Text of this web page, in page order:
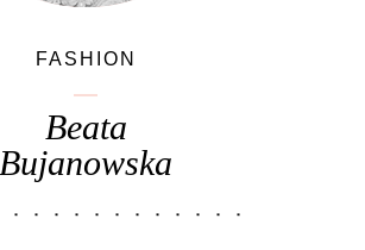
FASHION
Beata
Bujanowska